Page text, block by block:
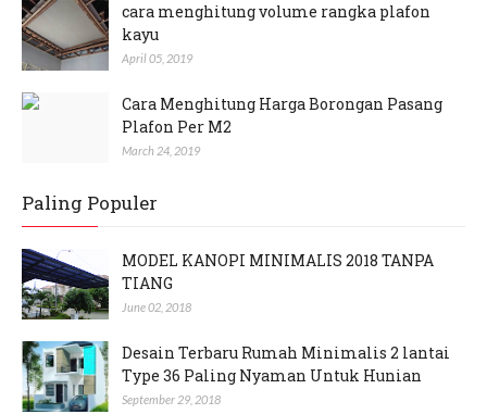
cara menghitung volume rangka plafon
kayu
April 05, 2019
Cara Menghitung Harga Borongan Pasang
Plafon Per M2
March 24, 2019
Paling Populer
MODEL KANOPI MINIMALIS 2018 TANPA
TIANG
June 02, 2018
Desain Terbaru Rumah Minimalis 2 lantai
Type 36 Paling Nyaman Untuk Hunian
September 29, 2018